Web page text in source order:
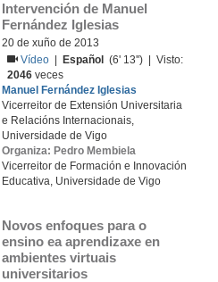
Intervención de Manuel
Fernández Iglesias
20 de xuño de 2013
Vídeo
Español
(6' 13'') | Visto:
2046 veces
Manuel Fernández Iglesias
Vicerreitor de Extensión Universitaria
e Relacións Internacionais,
Universidade de Vigo
Organiza: Pedro Membiela
Vicerreitor de Formación e Innovación
Educativa, Universidade de Vigo
Novos enfoques para o
ensino ea aprendizaxe en
ambientes virtuais
universitarios